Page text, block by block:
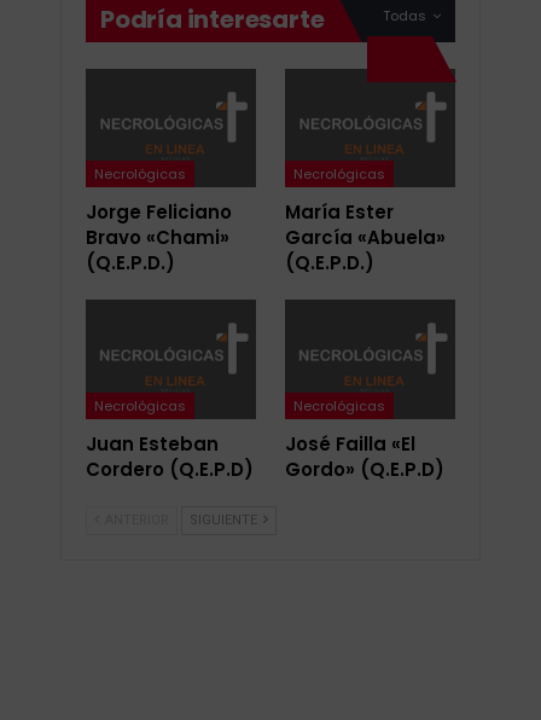
Todas
Podría interesarte
Necrológicas
Jorge Feliciano
Bravo «Chami»
(Q.E.P.D.)
Necrológicas
María Ester
García «Abuela»
(Q.E.P.D.)
Necrológicas
Juan Esteban
Cordero (Q.E.P.D)
Necrológicas
José Failla «El
Gordo» (Q.E.P.D)
SIGUIENTE